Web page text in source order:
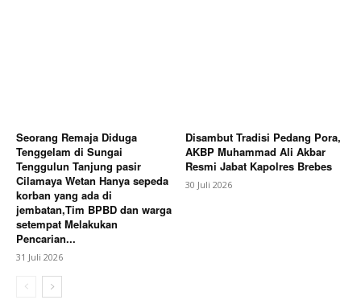
Seorang Remaja Diduga
Tenggelam di Sungai
Tenggulun Tanjung pasir
Cilamaya Wetan Hanya sepeda
korban yang ada di
jembatan,Tim BPBD dan warga
setempat Melakukan
Pencarian...
31 Juli 2026
Disambut Tradisi Pedang Pora,
AKBP Muhammad Ali Akbar
Resmi Jabat Kapolres Brebes
30 Juli 2026